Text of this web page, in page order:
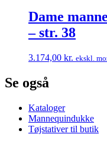
Dame
– str. 38
3.174,00 kr. ekskl.
Se også
Kataloger
Mannequindukke
Tøjstativer til butik